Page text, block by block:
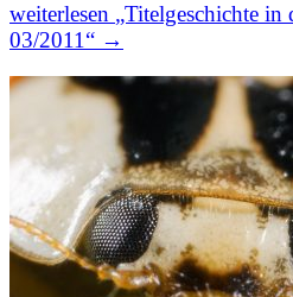
weiterlesen „Titelgeschichte
03/2011“ →